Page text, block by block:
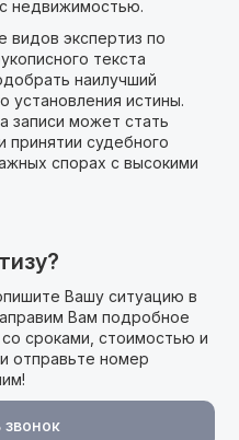
недвижимостью.
видов экспертиз по
текста
наилучший
установления истины.
записи может стать
судебного
спорах с высокими
Вашу ситуацию в
Вам подробное
сроками, стоимостью и
отправьте номер
звонок